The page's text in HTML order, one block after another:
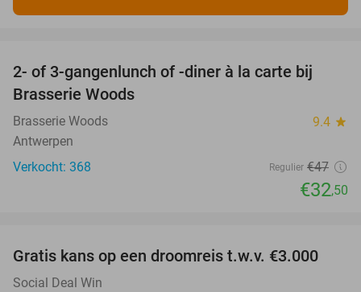
31%
2- of 3-gangenlunch of -diner à la carte bij
Brasserie Woods
Brasserie Woods 9.4 star
Antwerpen
Verkocht: 368
Regulier €47
€32,50
Gratis kans op een droomreis t.w.v. €3.000
Social Deal Win